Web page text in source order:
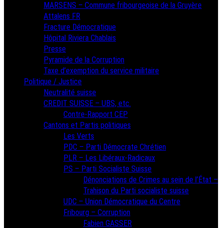
MARSENS – Commune fribourgeoise de la Gruyère
Attalens FR
Fracture Démocratique
Hôpital Riviera Chablais
Presse
Pyramide de la Corruption
Taxe d’exemption du service militaire
Politique / Justice
Neutralité suisse
CREDIT SUISSE – UBS, etc.
Contre-Rapport CEP
Cantons et Partis politiques
Les Verts
PDC – Parti Démocrate Chrétien
PLR – Les Libéraux-Radicaux
PS – Parti Socialiste Suisse
Dénonciations de Crimes au sein de l’État –
Trahison du Parti socialiste suisse
UDC – Union Démocratique du Centre
Fribourg – Corruption
Fabien GASSER